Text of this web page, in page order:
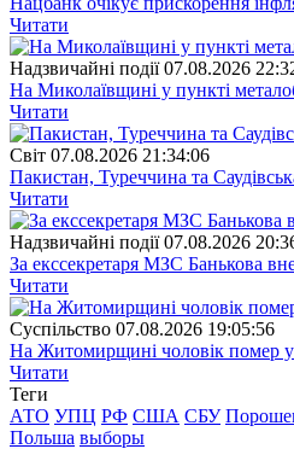
Читати
Надзвичайні події 07.08.2026
На Миколаївщині у пункті
Читати
Свiт 07.08.2026 21:34:06
Пакистан, Туреччина та
Читати
Надзвичайні події 07.08.2026
За екссекретаря МЗС Банькова
Читати
Суспiльство 07.08.2026 19:05:56
На Житомирщині чоловік помер у
Читати
Теги
АТО УПЦ РФ США СБУ
Польша выборы